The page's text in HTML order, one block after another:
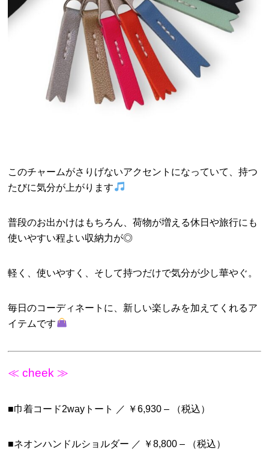
このチャームがさりげないアクセントになっていて、持つ
たびに気分が上がります
普段のお出かけはもちろん、荷物が増える休日や旅行にも
使いやすい程よい収納力が◎
軽く、使いやすく、そして持つだけで気分が少し華やぐ。
毎日のコーディネートに、新しい楽しみを加えてくれるア
イテムです
≪ cheek ≫
■巾着コード2wayトート ／ ￥6,930 – （税込）
■ネオンハンドルショルダー ／ ￥8,800 – （税込）